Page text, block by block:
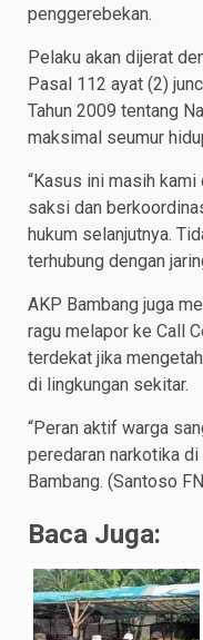
penggerebekan.
Pelaku akan dijerat
Pasal 112 ayat (2)
Tahun 2009 tentang
maksimal seumur
“Kasus ini masih
saksi dan
hukum selanjutnya.
terhubung dengan
AKP Bambang juga
ragu melapor ke Call
terdekat jika
di lingkungan sekitar.
“Peran aktif warga
peredaran narkotika di
Bambang. (Santoso
Baca Juga: